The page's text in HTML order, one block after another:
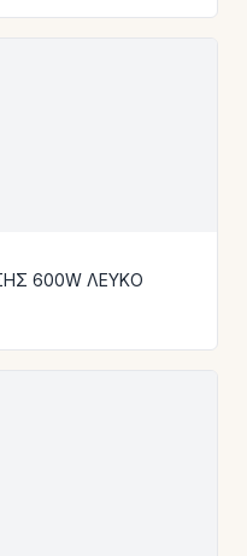
600W ΛΕΥΚΟ